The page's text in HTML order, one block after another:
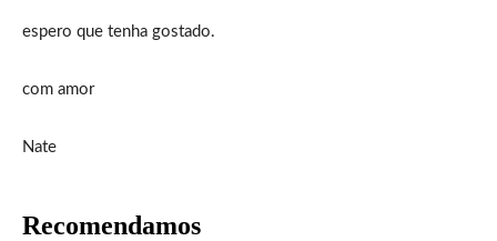
espero que tenha gostado.
com amor
Nate
Recomendamos